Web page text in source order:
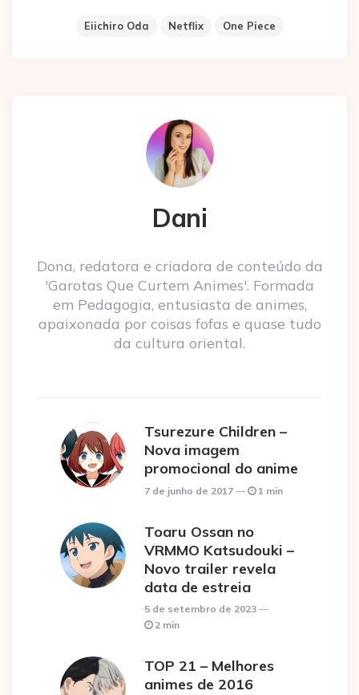
Eiichiro Oda Netflix One Piece
Dani
Dona, redatora e criadora de conteúdo da
'Garotas Que Curtem Animes'. Formada
em Pedagogia, entusiasta de animes,
apaixonada por coisas fofas e quase tudo
da cultura oriental.
Tsurezure Children –
Nova imagem
promocional do anime
7 de junho de 2017 1 min
Toaru Ossan no
VRMMO Katsudouki –
Novo trailer revela
data de estreia
5 de setembro de 2023
2 min
TOP 21 – Melhores
animes de 2016